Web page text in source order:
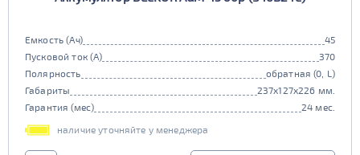
Емкость (Ач)
45
Пусковой ток (А)
370
Полярность
обратная (0, L)
Габариты
237x127x226 мм.
Гарантия (мес)
24 мес.
наличие уточняйте у менеджера